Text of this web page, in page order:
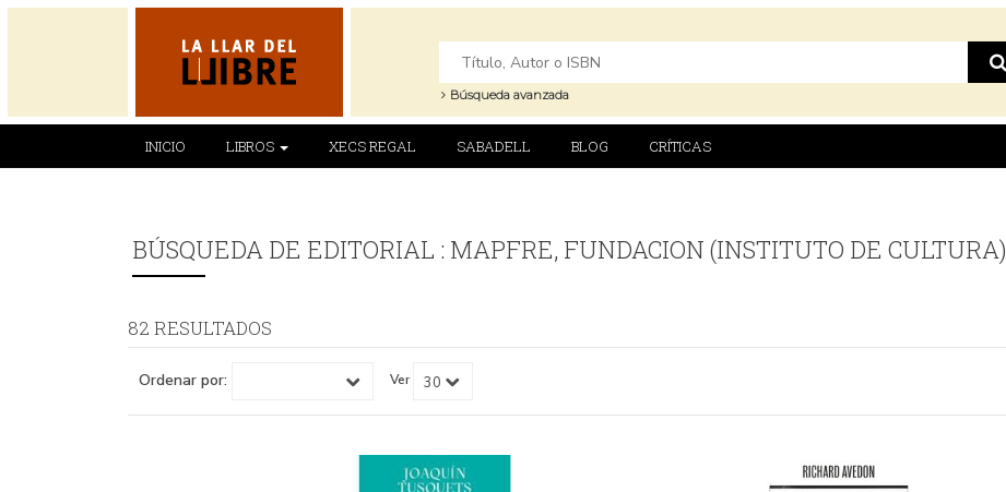
Búsqueda avanzada
INICIO LIBROS XECS REGAL SABADELL BLOG CRÍTICAS
BÚSQUEDA DE EDITORIAL : MAPFRE, FUNDACION (INSTITUTO DE CULTURA)
82 RESULTADOS
Ordenar por: Ver